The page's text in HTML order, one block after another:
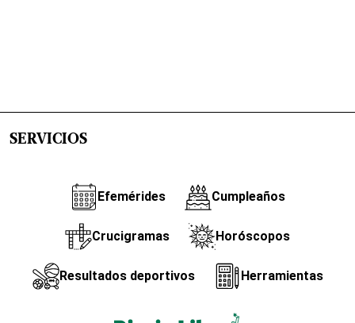
SERVICIOS
Efemérides Cumpleaños
Crucigramas Horóscopos
Resultados deportivos Herramientas